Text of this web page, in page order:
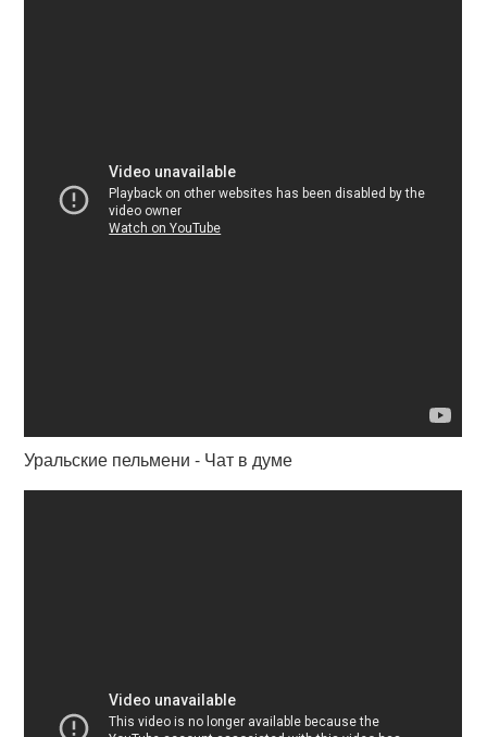
Уральские пельмени - Чат в думе